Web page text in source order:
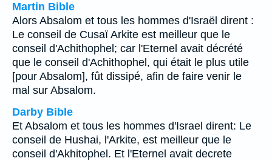
Martin Bible
Alors Absalom et tous les hommes d'Israël dirent :
Le conseil de Cusaï Arkite est meilleur que le
conseil d'Achithophel; car l'Eternel avait décrété
que le conseil d'Achithophel, qui était le plus utile
[pour Absalom], fût dissipé, afin de faire venir le
mal sur Absalom.
Darby Bible
Et Absalom et tous les hommes d'Israel dirent: Le
conseil de Hushai, l'Arkite, est meilleur que le
conseil d'Akhitophel. Et l'Eternel avait decrete